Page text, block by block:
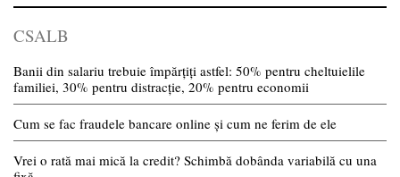
CSALB
Banii din salariu trebuie împărțiți astfel: 50% pentru cheltuielile
familiei, 30% pentru distracție, 20% pentru economii
Cum se fac fraudele bancare online și cum ne ferim de ele
Vrei o rată mai mică la credit? Schimbă dobânda variabilă cu una